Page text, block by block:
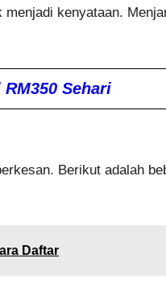
kenyataan.
Sehari
Berikut adalah
Daftar